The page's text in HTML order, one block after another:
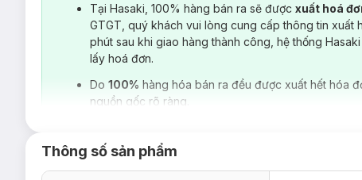
Tại Hasaki, 100% hàng bán ra sẽ được xuất hoá
GTGT, quý khách vui lòng cung cấp thông tin xuất
phút sau khi giao hàng thành công, hệ thống
lấy hoá đơn.
Do 100% hàng hóa bán ra đều được xuất hết hóa
nguồn gốc rõ ràng.
Thông số sản phẩm